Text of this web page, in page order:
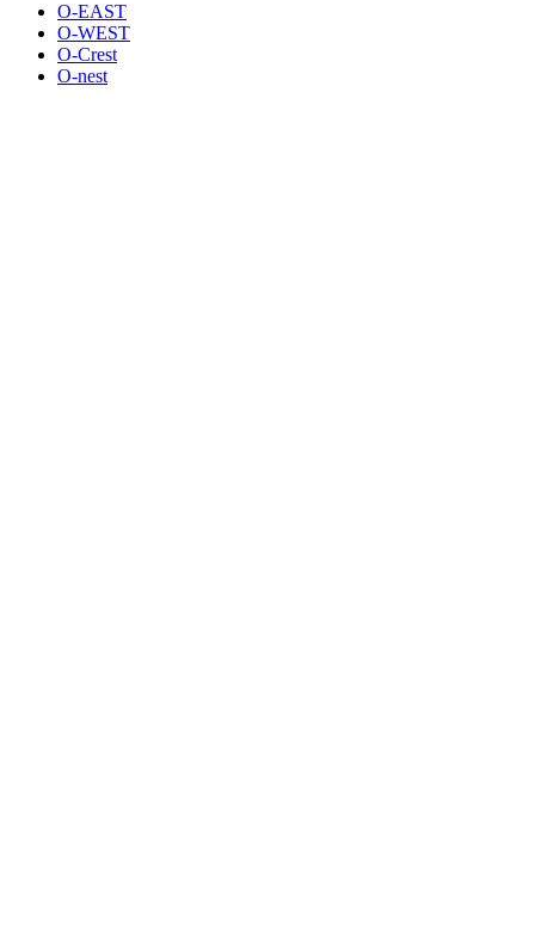
O-EAST
O-WEST
O-Crest
O-nest